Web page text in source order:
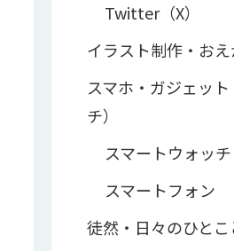
Twitter（X）
イラスト制作・お
スマホ・ガジェッ
チ）
スマートウォッチ
スマートフォン
徒然・日々のひとこ